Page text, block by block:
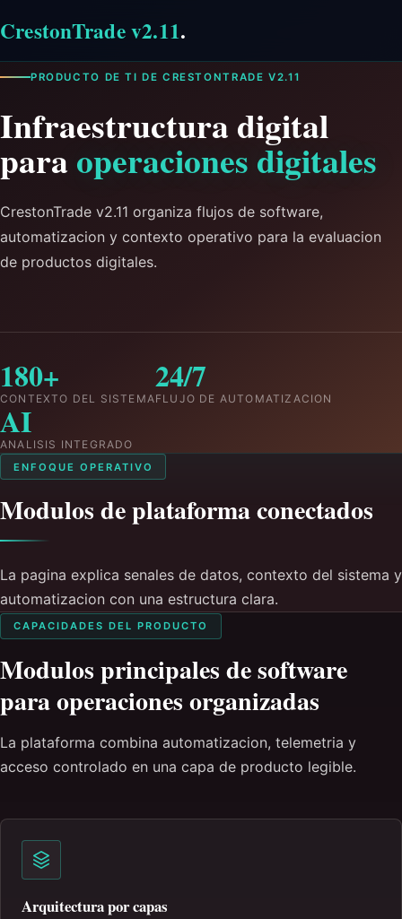
CrestonTrade v2.11.
PRODUCTO DE TI DE CRESTONTRADE V2.11
Infraestructura digital
paraoperaciones digitales
CrestonTrade v2.11 organiza flujos de software,
automatizacion y contexto operativo para la evaluacion
de productos digitales.
180+
CONTEXTO DEL SISTEMA
24/7
FLUJO DE AUTOMATIZACION
AI
ANALISIS INTEGRADO
ENFOQUE OPERATIVO
Modulos de plataforma conectados
La pagina explica senales de datos, contexto del sistema y
automatizacion con una estructura clara.
CAPACIDADES DEL PRODUCTO
Modulos principales de software
para operaciones organizadas
La plataforma combina automatizacion, telemetria y
acceso controlado en una capa de producto legible.
Arquitectura por capas